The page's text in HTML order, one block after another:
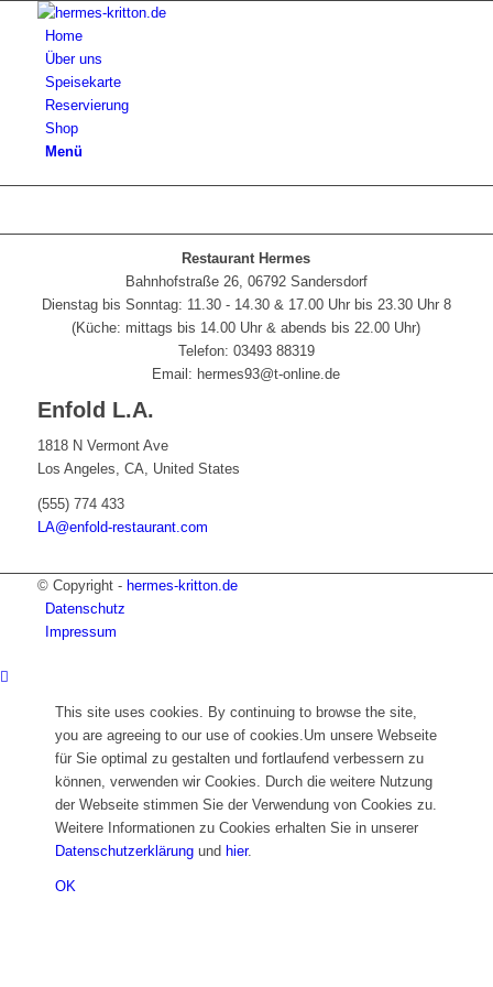
Home
Über uns
Speisekarte
Reservierung
Shop
Menü
Restaurant Hermes
Bahnhofstraße 26, 06792 Sandersdorf
Dienstag bis Sonntag: 11.30 - 14.30 & 17.00 Uhr bis 23.30 Uhr 8
(Küche: mittags bis 14.00 Uhr & abends bis 22.00 Uhr)
Telefon: 03493 88319
Email: hermes93@t-online.de
Enfold L.A.
1818 N Vermont Ave
Los Angeles, CA, United States
(555) 774 433
LA@enfold-restaurant.com
© Copyright - hermes-kritton.de
Datenschutz
Impressum
This site uses cookies. By continuing to browse the site,
you are agreeing to our use of cookies.Um unsere Webseite
für Sie optimal zu gestalten und fortlaufend verbessern zu
können, verwenden wir Cookies. Durch die weitere Nutzung
der Webseite stimmen Sie der Verwendung von Cookies zu.
Weitere Informationen zu Cookies erhalten Sie in unserer
Datenschutzerklärung und hier.
OK